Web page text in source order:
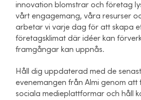
innovation blomstrar och företag
vårt engagemang, våra resurser
arbetar vi varje dag för att skapa
företagsklimat där idéer kan
framgångar kan uppnås.
Håll dig uppdaterad med de
evenemangen från Almi genom att
sociala medieplattformar och håll